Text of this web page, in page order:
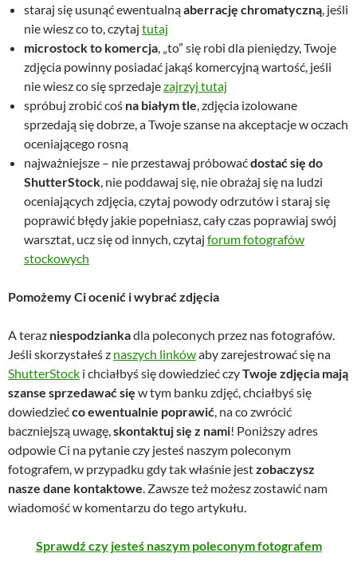
staraj się usunąć ewentualnąaberrację chromatyczną, jeśli
nie wiesz co to, czytaj tutaj
microstock to komercja, „to” się robi dla pieniędzy, Twoje
zdjęcia powinny posiadać jakąś komercyjną wartość, jeśli
nie wiesz co się sprzedajezajrzyj tutaj
spróbuj zrobić coś na białym tle, zdjęcia izolowane
sprzedają się dobrze, a Twoje szanse na akceptacje w oczach
oceniającego rosną
najważniejsze – nie przestawaj próbowaćdostać się do
ShutterStock, nie poddawaj się, nie obrażaj się na ludzi
oceniających zdjęcia, czytaj powody odrzutów i staraj się
poprawić błędy jakie popełniasz, cały czas poprawiaj swój
warsztat, ucz się od innych, czytaj forum fotografów
stockowych
Pomożemy Ci ocenić i wybrać zdjęcia
A teraz niespodziankadla poleconych przez nas fotografów.
Jeśli skorzystałeś z naszych linkówaby zarejestrować się na
ShutterStock i chciałbyś się dowiedzieć czyTwoje zdjęcia mają
szanse sprzedawać się w tym banku zdjęć, chciałbyś się
dowiedziećco ewentualnie poprawić, na co zwrócić
baczniejszą uwagę,skontaktuj się z nami! Poniższy adres
odpowie Ci na pytanie czy jesteś naszym poleconym
fotografem, w przypadku gdy tak właśnie jestzobaczysz
nasze dane kontaktowe. Zawsze też możesz zostawić nam
wiadomość w komentarzu do tego artykułu.
Sprawdź czy jesteś naszym poleconym fotografem